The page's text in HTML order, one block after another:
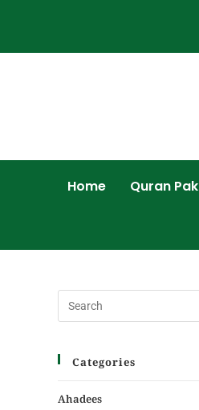
Home Quran Pak
Categories
Ahadees